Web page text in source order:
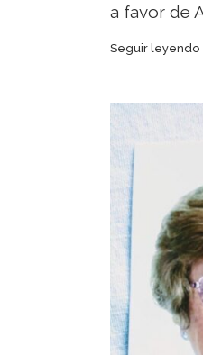
a favor de
Seguir leyendo